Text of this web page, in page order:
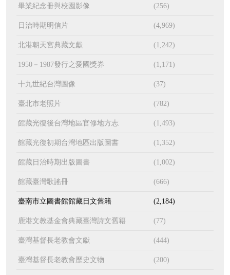
畢業紀念冊與校園影像 (256)
日治時期明信片 (4,969)
北港朝天宮典藏文獻 (1,242)
1950－1987發行之愛國獎券 (1,171)
十九世紀台灣圖像 (37)
臺北市老照片 (782)
館藏光復後台灣地區官修地方志 (1,493)
館藏光復初期台灣地區出版圖書 (1,352)
館藏日治時期出版圖書 (1,002)
館藏臺灣歌謠冊 (666)
臺南市立圖書館館藏日文舊籍 (2,184)
鹿港文教基金會典藏臺灣詩文舊籍 (77)
臺灣基督長老教會文獻 (444)
臺灣基督長老教會歷史文物 (200)